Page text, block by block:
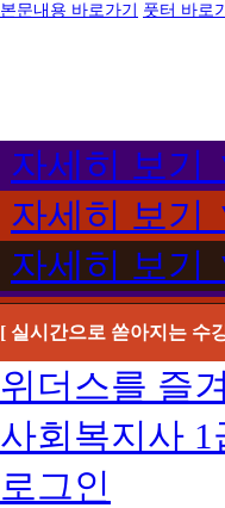
본문내용 바로가기 풋터 바로
자세히 보기
자세히 보기
자세히 보기
[ 실시간으로 쏟아지는 수
위더스를 즐
사회복지사
로그인